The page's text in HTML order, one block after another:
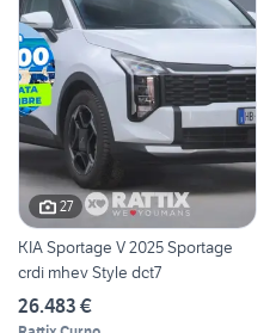
27
KIA Sportage V 2025 Sportage
crdi mhev Style dct7
26.483 €